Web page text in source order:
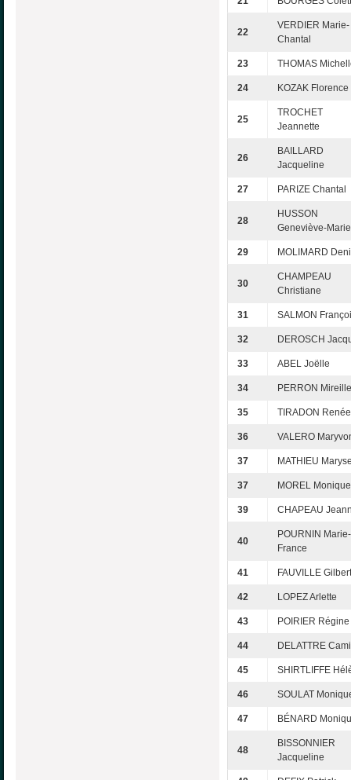
22
VERDIER Marie-
Chantal
23 THOMAS
24 KOZAK Florence
25
TROCHET
Jeannette
26
BAILLARD
Jacqueline
27 PARIZE Chantal
28
HUSSON
Geneviève-Marie
29 MOLIMARD
30
CHAMPEAU
Christiane
31 SALMON
32 DEROSCH
33 ABEL Joëlle
34 PERRON Mireille
35 TIRADON Renée
36 VALERO
37 MATHIEU
37 MOREL Monique
39 CHAPEAU
40
POURNIN Marie-
France
41 FAUVILLE Gilbert
42 LOPEZ Arlette
43 POIRIER Régine
44 DELATTRE
45 SHIRTLIFFE
46 SOULAT
47 BÉNARD
48
BISSONNIER
Jacqueline